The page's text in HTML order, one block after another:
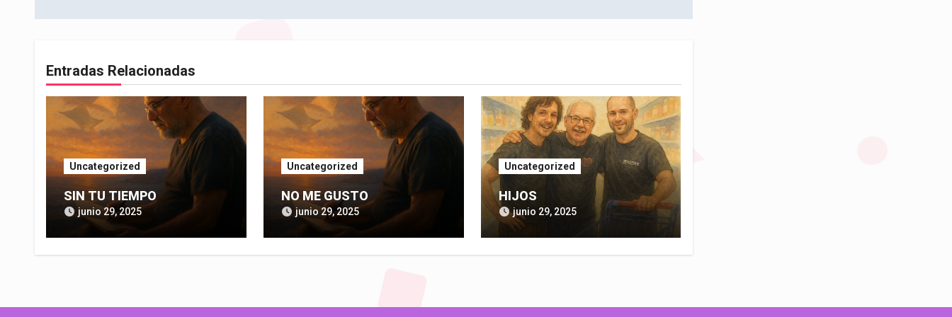
entradas
Entradas Relacionadas
Uncategorized
SIN TU TIEMPO
junio 29, 2025
Uncategorized
NO ME GUSTO
junio 29, 2025
Uncategorized
HIJOS
junio 29, 2025